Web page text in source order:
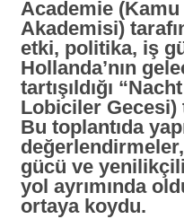
Academie
Akademisi)
etki, politika, iş
Hollanda’nın
tartışıldığı
Lobiciler Gecesi)
Bu toplantıda
gücü ve
yol ayrımında
ortaya koydu.